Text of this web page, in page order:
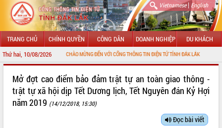
Vietnamese| English
TRANG CHỦ CHÍNH QUYỀN CÔNG DÂN DOANH NGHIỆP DU KHÁCH
Thứ hai, 10/08/2026CHÀO MỪNG ĐẾN VỚI CỔNG THÔNG TIN ĐIỆN TỬ TỈNH ĐẮK LẮK
LÃNH ĐẠO UBND TỈNH
Mở đợt cao điểm bảo đảm trật tự an toàn giao thông -
trật tự xã hội dịp Tết Dương lịch, Tết Nguyên đán Kỷ Hợi
năm 2019 (14/12/2018, 15:30)
Đọc bài viết